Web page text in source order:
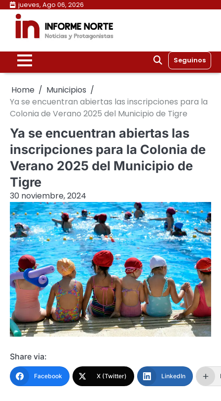
Skip
content
jueves, Ago 06, 2026
Seguinos
Home
Municipios
Ya se encuentran abiertas las inscripciones para la
Colonia de Verano 2025 del Municipio de Tigre
Ya se encuentran abiertas las
inscripciones para la Colonia de
Verano 2025 del Municipio de
Tigre
30 noviembre, 2024
Share via:
Facebook X (Twitter) LinkedIn